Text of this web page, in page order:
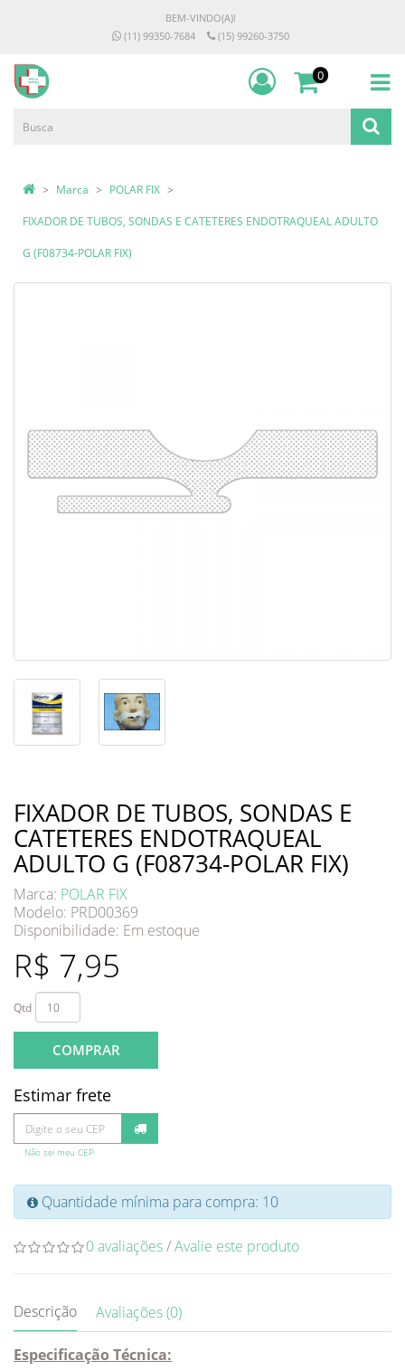
BEM-VINDO(A)!
(11) 99350-7684
(15) 99260-3750
0
Marca POLAR FIX
FIXADOR DE TUBOS, SONDAS E CATETERES ENDOTRAQUEAL ADULTO
G (F08734-POLAR FIX)
FIXADOR DE TUBOS, SONDAS E
CATETERES ENDOTRAQUEAL
ADULTO G (F08734-POLAR FIX)
Marca: POLAR FIX
Modelo: PRD00369
Disponibilidade: Em estoque
R$ 7,95
Qtd
COMPRAR
Estimar frete
Não sei meu CEP
Quantidade mínima para compra: 10
0 avaliações/Avalie este produto
Descrição Avaliações (0)
Especificação Técnica: